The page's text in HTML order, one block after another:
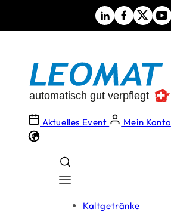
Aktuelles Event Mein Konto
Kaltgetränke